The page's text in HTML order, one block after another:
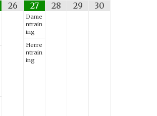
26 27
Dame
ntrain
ing
Herre
ntrain
ing
28 29 30